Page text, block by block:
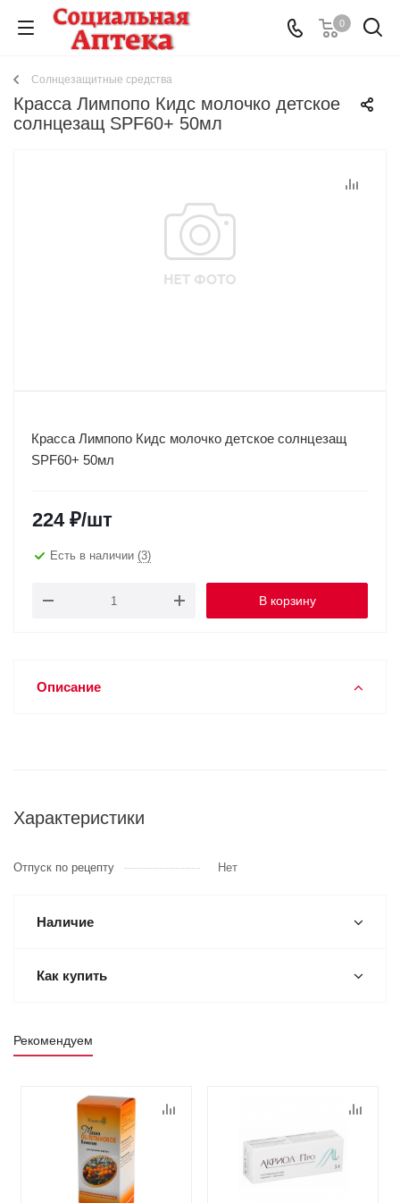
0
Солнцезащитные средства
Красса Лимпопо Кидс молочко детское
солнцезащ SPF60+ 50мл
Красса Лимпопо Кидс молочко детское солнцезащ
SPF60+ 50мл
224₽/шт
Есть в наличии (3)
В корзину
Описание
Характеристики
Отпуск по рецепту Нет
Наличие
Как купить
Рекомендуем